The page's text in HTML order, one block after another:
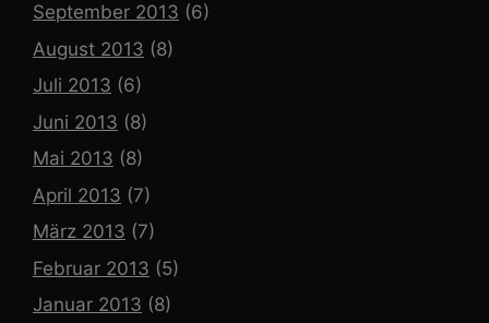
September 2013 (6)
August 2013 (8)
Juli 2013 (6)
Juni 2013 (8)
Mai 2013 (8)
April 2013 (7)
März 2013 (7)
Februar 2013 (5)
Januar 2013 (8)